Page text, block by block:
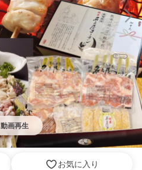
動画再生
お気に入り